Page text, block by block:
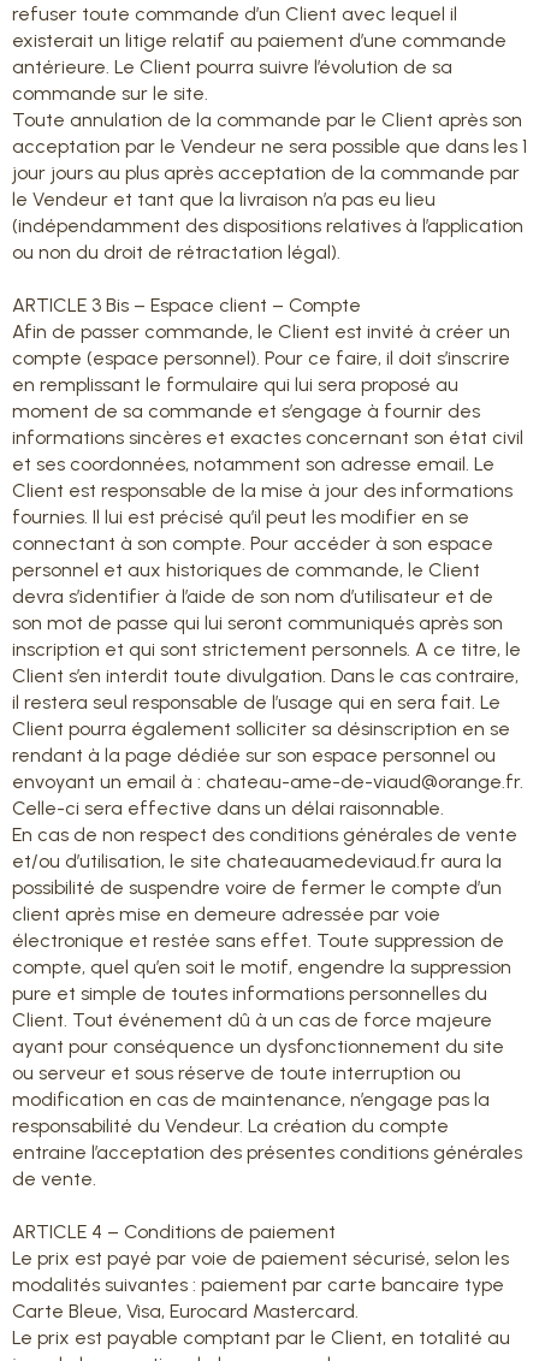
refuser toute commande d’un Client avec lequel il
existerait un litige relatif au paiement d’une commande
antérieure. Le Client pourra suivre l’évolution de sa
commande sur le site.
Toute annulation de la commande par le Client après son
acceptation par le Vendeur ne sera possible que dans les 1
jour jours au plus après acceptation de la commande par
le Vendeur et tant que la livraison n’a pas eu lieu
(indépendamment des dispositions relatives à l’application
ou non du droit de rétractation légal).
ARTICLE 3 Bis – Espace client – Compte
Afin de passer commande, le Client est invité à créer un
compte (espace personnel). Pour ce faire, il doit s’inscrire
en remplissant le formulaire qui lui sera proposé au
moment de sa commande et s’engage à fournir des
informations sincères et exactes concernant son état civil
et ses coordonnées, notamment son adresse email. Le
Client est responsable de la mise à jour des informations
fournies. Il lui est précisé qu’il peut les modifier en se
connectant à son compte. Pour accéder à son espace
personnel et aux historiques de commande, le Client
devra s’identifier à l’aide de son nom d’utilisateur et de
son mot de passe qui lui seront communiqués après son
inscription et qui sont strictement personnels. A ce titre, le
Client s’en interdit toute divulgation. Dans le cas contraire,
il restera seul responsable de l’usage qui en sera fait. Le
Client pourra également solliciter sa désinscription en se
rendant à la page dédiée sur son espace personnel ou
envoyant un email à : chateau-ame-de-viaud@orange.fr.
Celle-ci sera effective dans un délai raisonnable.
En cas de non respect des conditions générales de vente
et/ou d’utilisation, le site chateauamedeviaud.fr aura la
possibilité de suspendre voire de fermer le compte d’un
client après mise en demeure adressée par voie
électronique et restée sans effet. Toute suppression de
compte, quel qu’en soit le motif, engendre la suppression
pure et simple de toutes informations personnelles du
Client. Tout événement dû à un cas de force majeure
ayant pour conséquence un dysfonctionnement du site
ou serveur et sous réserve de toute interruption ou
modification en cas de maintenance, n’engage pas la
responsabilité du Vendeur. La création du compte
entraine l’acceptation des présentes conditions générales
de vente.
ARTICLE 4 – Conditions de paiement
Le prix est payé par voie de paiement sécurisé, selon les
modalités suivantes : paiement par carte bancaire type
Carte Bleue, Visa, Eurocard Mastercard.
Le prix est payable comptant par le Client, en totalité au